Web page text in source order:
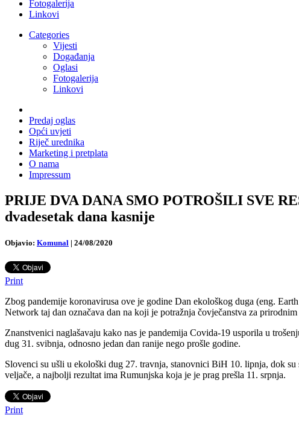
Fotogalerija
Linkovi
Categories
Vijesti
Događanja
Oglasi
Fotogalerija
Linkovi
Predaj oglas
Opći uvjeti
Riječ urednika
Marketing i pretplata
O nama
Impressum
PRIJE DVA DANA SMO POTROŠILI SVE
dvadesetak dana kasnije
Objavio: Komunal | 24/08/2020
Print
Zbog pandemije koronavirusa ove je godine Dan ekološkog duga (eng.
Network taj dan označava dan na koji je potražnja čovječanstva za
Znanstvenici naglašavaju kako nas je pandemija Covida-19 usporila u
dug 31. svibnja, odnosno jedan dan ranije nego prošle godine.
Slovenci su ušli u ekološki dug 27. travnja, stanovnici BiH 10. lipnja, dok
veljače, a najbolji rezultat ima Rumunjska koja je je prag prešla 11. srpnja.
Print